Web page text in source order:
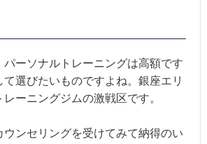
パーソナルトレーニングは高額です
て選びたいものですよね。銀座エリ
ーニングジムの激戦区です。
ウンセリングを受けてみて納得のい